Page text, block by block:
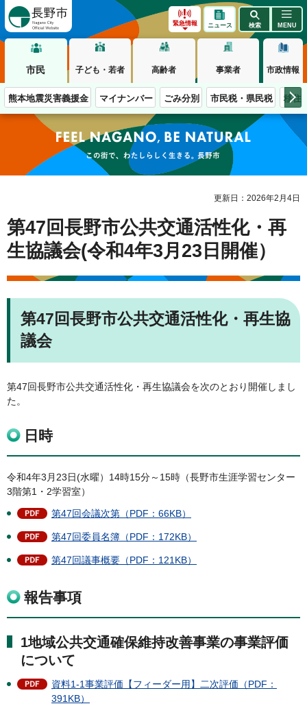
緊急情報 ニュース 検索 MENU
市民 子ども・若者 高齢者 事業者 市政情報
熊本地震災害義援金 マイナンバー ごみ分別 市民税・県民税 移住
この街で、わたしらしく生きる。長野市
更新日：2026年2月4日
第47回長野市公共交通活性化・再
生協議会(令和4年3月23日開催）
第47回長野市公共交通活性化・再生協
議会
第47回長野市公共交通活性化・再生協議会を次のとおり開催しまし
た。
日時
令和4年3月23日(水曜）14時15分～15時（長野市生涯学習センター
3階第1・2学習室）
第47回会議次第（PDF：66KB）
第47回委員名簿（PDF：172KB）
第47回議事概要（PDF：121KB）
報告事項
1地域公共交通確保維持改善事業の事業評価
について
資料1-1事業評価【フィーダー用】二次評価（PDF：
391KB）